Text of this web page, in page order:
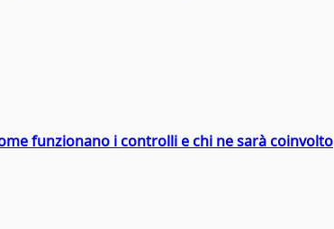
funzionano i controlli e chi ne sarà coinvolto